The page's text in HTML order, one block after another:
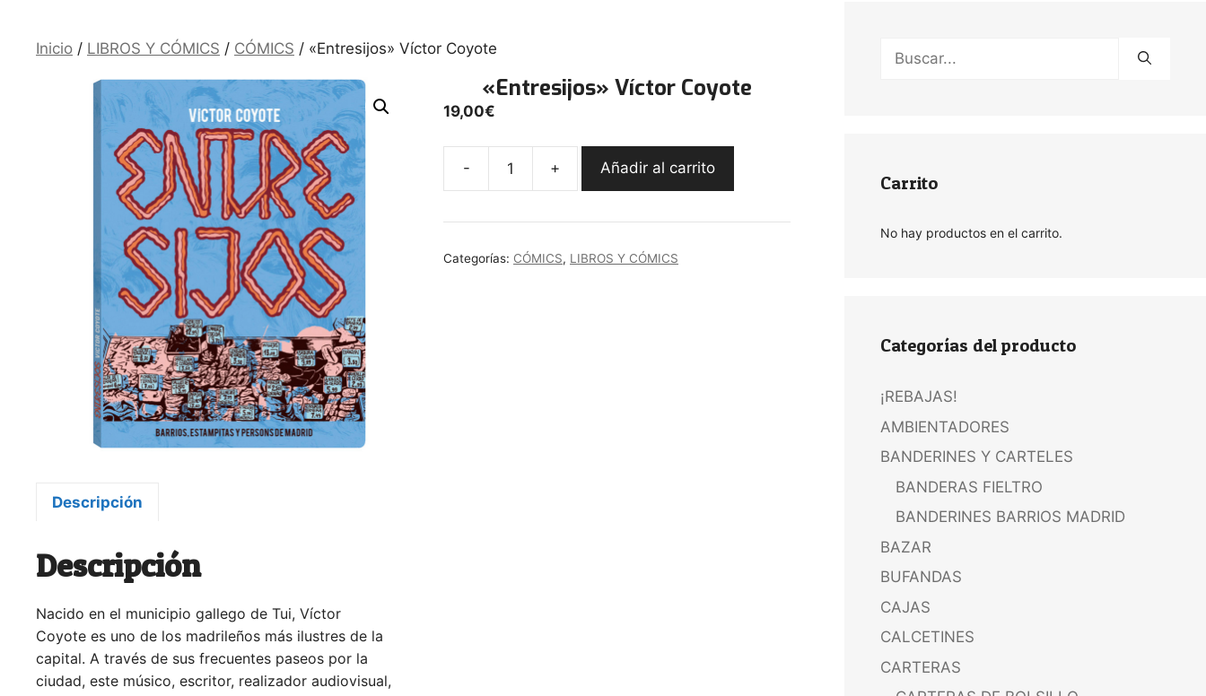
Inicio / LIBROS Y CÓMICS / CÓMICS / «Entresijos» Víctor Coyote
«Entresijos» Víctor Coyote
19,00€
-
"Entresijos"
Coyote
+ Añadir al carrito
Categorías: CÓMICS, LIBROS Y CÓMICS
Descripción
Descripción
Nacido en el municipio gallego de Tui, Víctor
Coyote es uno de los madrileños más ilustres de la
capital. A través de sus frecuentes paseos por la
ciudad, este músico, escritor, realizador audiovisual,
Buscar:
Carrito
No hay productos en el carrito.
Categorías del producto
¡REBAJAS!
AMBIENTADORES
BANDERINES Y CARTELES
BANDERAS FIELTRO
BANDERINES BARRIOS MADRID
BAZAR
BUFANDAS
CAJAS
CALCETINES
CARTERAS